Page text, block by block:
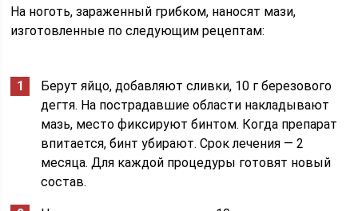
На ноготь, зараженный грибком, наносят мази,
изготовленные по следующим рецептам:
Берут яйцо, добавляют сливки, 10 г березового
дегтя. На пострадавшие области накладывают
мазь, место фиксируют бинтом. Когда препарат
впитается, бинт убирают. Срок лечения — 2
месяца. Для каждой процедуры готовят новый
состав.